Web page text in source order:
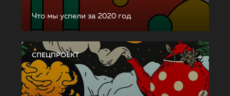
Что мы успели за 2020 год
СПЕЦПРОЕКТ